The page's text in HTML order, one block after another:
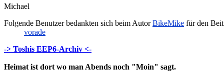
Michael
Folgende Benutzer bedankten sich beim AutorBikeMike für den
vorade
-> Toshis EEP6-Archiv <-
Heimat ist dort wo man Abends noch "Moin" sagt.